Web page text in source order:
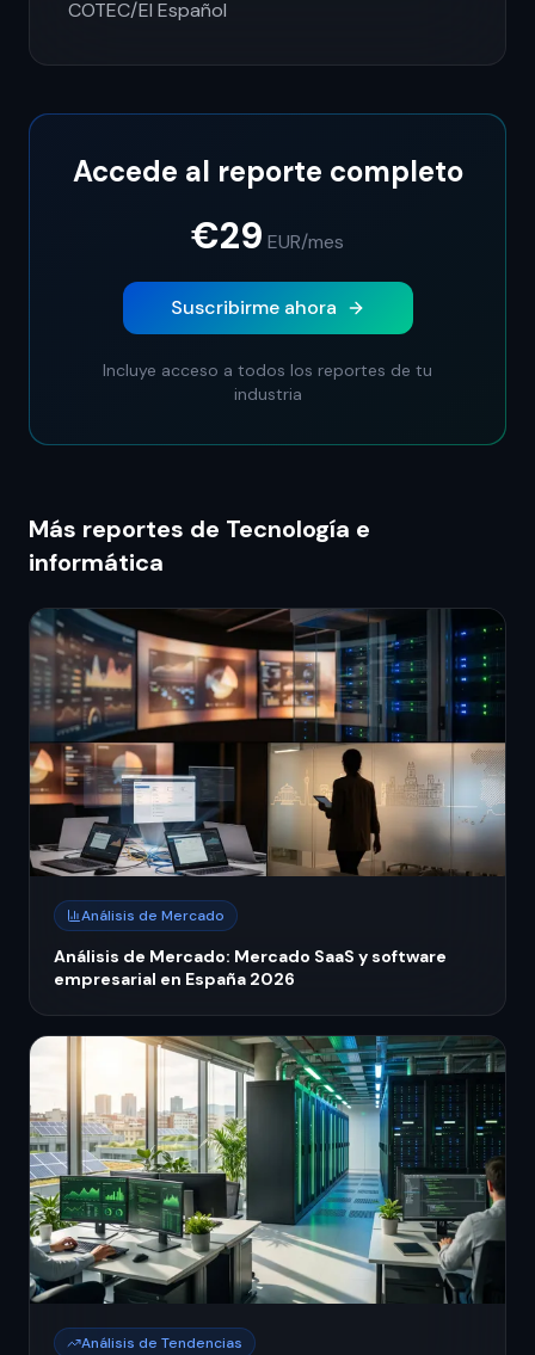
COTEC/El Español
Accede al reporte completo
€29 EUR/mes
Suscribirme ahora
Incluye acceso a todos los reportes de tu
industria
Más reportes de Tecnología e
informática
Análisis de Mercado
Análisis de Mercado: Mercado SaaS y software
empresarial en España 2026
Análisis de Tendencias